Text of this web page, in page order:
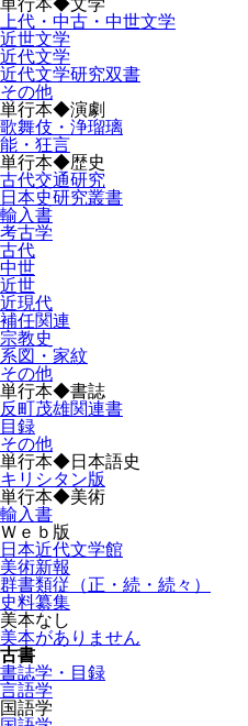
単行本◆文学
上代・中古・中世文学
近世文学
近代文学
近代文学研究双書
その他
単行本◆演劇
歌舞伎・浄瑠璃
能・狂言
単行本◆歴史
古代交通研究
日本史研究叢書
輸入書
考古学
古代
中世
近世
近現代
補任関連
宗教史
系図・家紋
その他
単行本◆書誌
反町茂雄関連書
目録
その他
単行本◆日本語史
キリシタン版
単行本◆美術
輸入書
Ｗｅｂ版
日本近代文学館
美術新報
群書類従（正・続・続々）
史料纂集
美本なし
美本がありません
古書
書誌学・目録
言語学
国語学